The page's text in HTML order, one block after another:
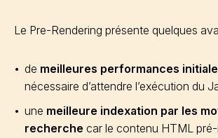
Le Pre-Rendering présente quelques
de meilleures performances
nécessaire d’attendre l’exécution du
une meilleure indexation par les
recherche car le contenu HTML